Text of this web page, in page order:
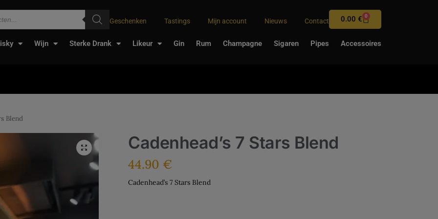
Geschenken Tastings Mijn account Nieuws Contact 0.00€ 0
Wijn Sterke Drank Likeur Gin Rum Champagne Sigaren Pipes Accessoires
Blend
Cadenhead’s 7 Stars Blend
44.90 €
Cadenhead’s 7 Stars Blend